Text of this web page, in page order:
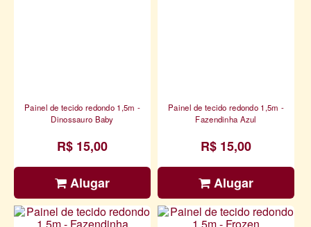
Painel de tecido redondo 1,5m -
Dinossauro Baby
R$ 15,00
Alugar
Painel de tecido redondo 1,5m -
Fazendinha Azul
R$ 15,00
Alugar